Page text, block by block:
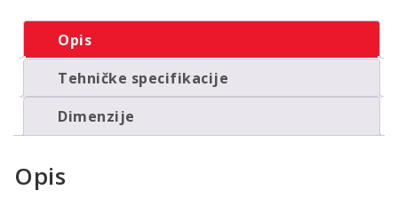
Opis
Tehničke specifikacije
Dimenzije
Opis